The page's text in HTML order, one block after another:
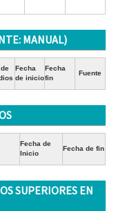
MANUAL)
Fecha
de inicio
Fecha
fin
Fuente
Fecha de
Inicio
Fecha de fin
SUPERIORES EN